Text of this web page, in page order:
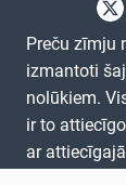
Preču zīmju
izmantoti
nolūkiem.
ir to
ar